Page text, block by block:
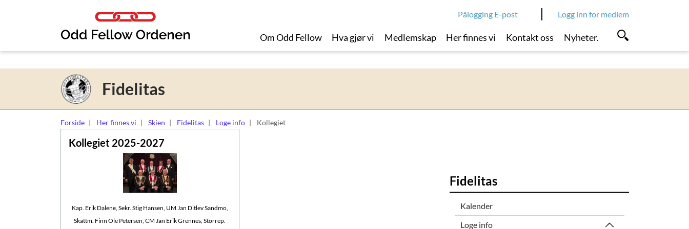
Logg inn for medlem
Pålogging E-post
Om Odd Fellow Hva gjør vi Medlemskap Her finnes vi Kontakt oss Nyheter.
Fidelitas
Forside Her finnes vi Skien Fidelitas Loge info Kollegiet
Kollegiet 2025-2027
Kap. Erik Dalene, Sekr. Stig Hansen, UM Jan Ditlev Sandmo,
Skattm. Finn Ole Petersen, CM Jan Erik Grennes, Storrep.
Fidelitas
Kalender
Loge info